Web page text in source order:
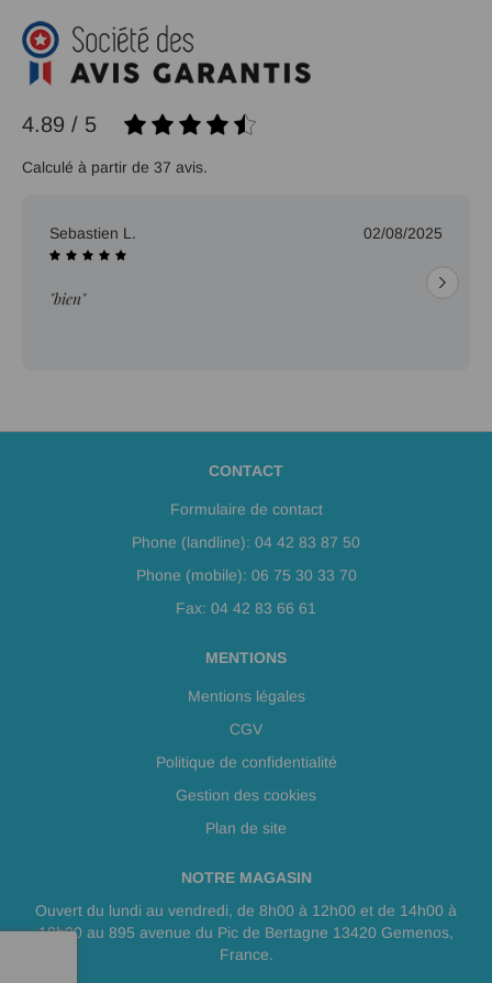
4.89 / 5
Calculé à partir de 37 avis.
Sebastien L. 02/08/2025
"bien"
CONTACT
Formulaire de contact
Phone (landline): 04 42 83 87 50
Phone (mobile): 06 75 30 33 70
Fax: 04 42 83 66 61
MENTIONS
Mentions légales
CGV
Politique de confidentialité
Gestion des cookies
Plan de site
NOTRE MAGASIN
Ouvert du lundi au vendredi, de 8h00 à 12h00 et de 14h00 à
18h00 au 895 avenue du Pic de Bertagne 13420 Gemenos,
France.